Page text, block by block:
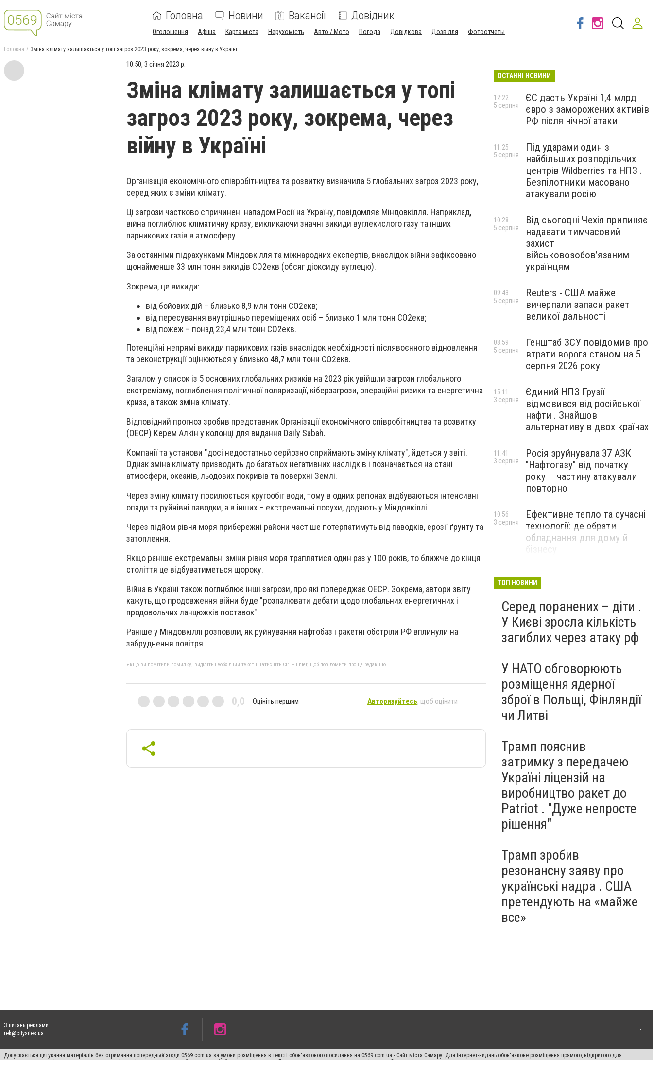
Головна Новини Вакансії Довідник
Оголошення Афіша Карта міста Нерухомість Авто / Мото Погода Довідкова Дозвілля Фотоотчеты
Головна Зміна клімату залишається у топі загроз 2023 року, зокрема, через війну в Україні
10:50, 3 січня 2023 р.
Зміна клімату залишається у топі
загроз 2023 року, зокрема, через
війну в Україні
Організація економічного співробітництва та розвитку визначила 5 глобальних загроз 2023 року,
серед яких є зміни клімату.
Ці загрози частково спричинені нападом Росії на Україну, повідомляє Міндовкілля. Наприклад,
війна поглиблює кліматичну кризу, викликаючи значні викиди вуглекислого газу та інших
парникових газів в атмосферу.
За останніми підрахунками Міндовкілля та міжнародних експертів, внаслідок війни зафіксовано
щонайменше 33 млн тонн викидів СО2екв (обсяг діоксиду вуглецю).
Зокрема, це викиди:
від бойових дій – близько 8,9 млн тонн СО2екв;
від пересування внутрішньо переміщених осіб – близько 1 млн тонн СО2екв;
від пожеж – понад 23,4 млн тонн СО2екв.
Потенційні непрямі викиди парникових газів внаслідок необхідності післявоєнного відновлення
та реконструкції оцінюються у близько 48,7 млн тонн СО2екв.
Загалом у список із 5 основних глобальних ризиків на 2023 рік увійшли загрози глобального
екстремізму, поглиблення політичної поляризації, кіберзагрози, операційні ризики та енергетична
криза, а також зміна клімату.
Відповідний прогноз зробив представник Організації економічного співробітництва та розвитку
(ОЕСР) Керем Алкін у колонці для видання Daily Sabah.
Компанії та установи "досі недостатньо серйозно сприймають зміну клімату", йдеться у звіті.
Однак зміна клімату призводить до багатьох негативних наслідків і позначається на стані
атмосфери, океанів, льодових покривів та поверхні Землі.
Через зміну клімату посилюється кругообіг води, тому в одних регіонах відбуваються інтенсивні
опади та руйнівні паводки, а в інших – екстремальні посухи, додають у Міндовкіллі.
Через підйом рівня моря прибережні райони частіше потерпатимуть від паводків, ерозії ґрунту та
затоплення.
Якщо раніше екстремальні зміни рівня моря траплятися один раз у 100 років, то ближче до кінця
століття це відбуватиметься щороку.
Війна в Україні також поглиблює інші загрози, про які попереджає ОЕСР. Зокрема, автори звіту
кажуть, що продовження війни буде "розпалювати дебати щодо глобальних енергетичних і
продовольчих ланцюжків поставок".
Раніше у Міндовкіллі розповіли, як руйнування нафтобаз і ракетні обстріли РФ вплинули на
забруднення повітря.
Якщо ви помітили помилку, виділіть необхідний текст і натисніть Ctrl + Enter, щоб повідомити про це редакцію
0,0 Оцініть першим Авторизуйтесь, щоб оцінити
ОСТАННІ НОВИНИ
ЄС дасть Україні 1,4 млрд
євро з заморожених активів
РФ після нічної атаки
12:22
5 серпня
Під ударами один з
найбільших розподільчих
центрів Wildberries та НПЗ .
Безпілотники масовано
атакували росію
11:25
5 серпня
Від сьогодні Чехія припиняє
надавати тимчасовий
захист
військовозобов’язаним
українцям
10:28
5 серпня
Reuters - США майже
вичерпали запаси ракет
великої дальності
09:43
5 серпня
Генштаб ЗСУ повідомив про
втрати ворога станом на 5
серпня 2026 року
08:59
5 серпня
Єдиний НПЗ Грузії
відмовився від російської
нафти . Знайшов
альтернативу в двох країнах
15:11
3 серпня
Росія зруйнувала 37 АЗК
"Нафтогазу" від початку
року – частину атакували
повторно
11:41
3 серпня
Ефективне тепло та сучасні
технології: де обрати
обладнання для дому й
бізнесу
10:56
3 серпня
ТОП НОВИНИ
Серед поранених – діти .
У Києві зросла кількість
загиблих через атаку рф
У НАТО обговорюють
розміщення ядерної
зброї в Польщі, Фінляндії
чи Литві
Трамп пояснив
затримку з передачею
Україні ліцензій на
виробництво ракет до
Patriot . "Дуже непросте
рішення"
Трамп зробив
резонансну заяву про
українські надра . США
претендують на «майже
все»
З питань реклами:
rek@citysites.ua
Допускається цитування матеріалів без отримання попередньої згоди 0569.com.ua за умови розміщення в тексті обов'язкового посилання на 0569.com.ua - Сайт міста Самару. Для інтернет-видань обов'язкове розміщення прямого, відкритого для
пошукових систем гіперпосилання на цитовані статті не нижче другого абзацу в тексті або в якості джерела. Порушення виняткових прав переслідується Законом.